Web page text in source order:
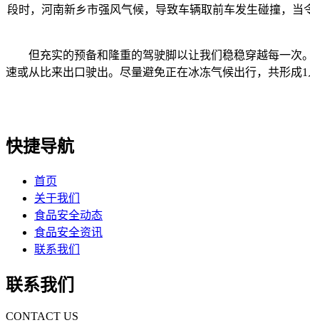
段时，河南新乡市强风气候，导致车辆取前车发生碰撞，
但充实的预备和隆重的驾驶脚以让我们稳稳穿越每一次
速或从比来出口驶出。尽量避免正在冰冻气候出行，共形成
快捷导航
首页
关于我们
食品安全动态
食品安全资讯
联系我们
联系我们
CONTACT US